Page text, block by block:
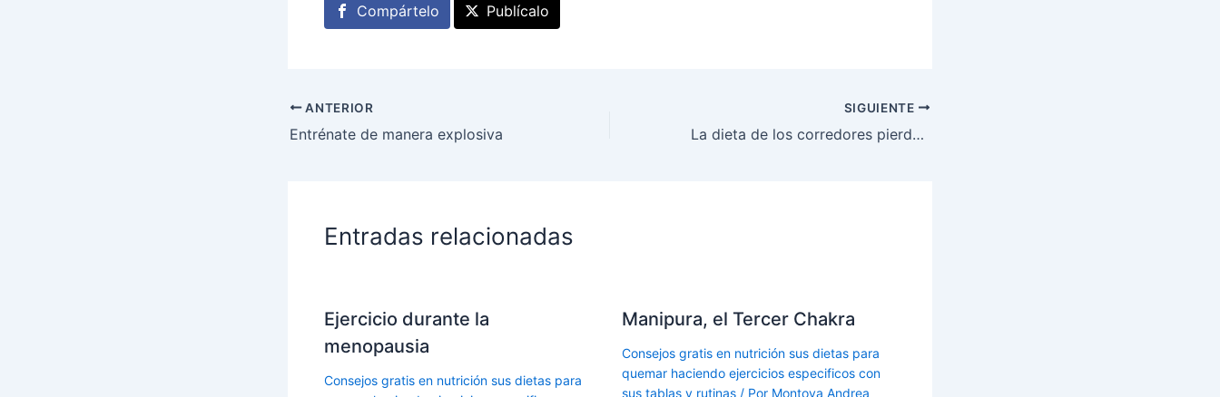
Compártelo Publícalo
ANTERIOR
Entrénate de manera explosiva
SIGUIENTE
La dieta de los corredores pierde-kilos: desayunos y meriendas
Entradas relacionadas
Ejercicio durante la
menopausia
Consejos gratis en nutrición sus dietas para
Manipura, el Tercer Chakra
Consejos gratis en nutrición sus dietas para
quemar haciendo ejercicios especificos con
sus tablas y rutinas/ Por Montoya Andrea